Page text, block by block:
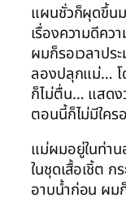
แผนชั่วก็ผุดขึ้น
เรื่องความดีค
ผมก็รอเวลาปร
ลองปลุกแม่… โ
ก็ไม่ตื่น… แสดง
ตอนนี้ก็ไม่มีใคร
แม่ผมอยู่ในท่าน
ในชุดเสื้อเชิ้ต ก
อาบน้ำก่อน ผม